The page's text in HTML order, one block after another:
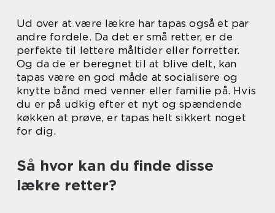
Ud over at være lækre har tapas også et par
andre fordele. Da det er små retter, er de
perfekte til lettere måltider eller forretter.
Og da de er beregnet til at blive delt, kan
tapas være en god måde at socialisere og
knytte bånd med venner eller familie på. Hvis
du er på udkig efter et nyt og spændende
køkken at prøve, er tapas helt sikkert noget
for dig.
Så hvor kan du finde disse
lækre retter?